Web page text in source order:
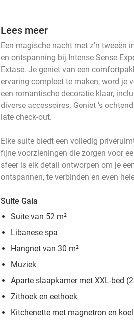
Lees meer
Een magische nacht met z’n tweeën
en ontspanning bij Intense Sense
Extase. Je geniet van een
ervaring compleet te maken, word je
een romantische decoratie klaar,
diverse accessoires. Geniet ’s
late check-out.
Elke suite biedt een volledig
fijne voorzieningen die zorgen voor
sfeer is elk detail ontworpen om je
ontspannen, te verbinden en even
Suite Gaia
Suite van 52 m²
Libanese spa
Hangnet van 30 m²
Muziek
Aparte slaapkamer met XXL-bed
Zithoek en eethoek
Kitchenette met magnetron en